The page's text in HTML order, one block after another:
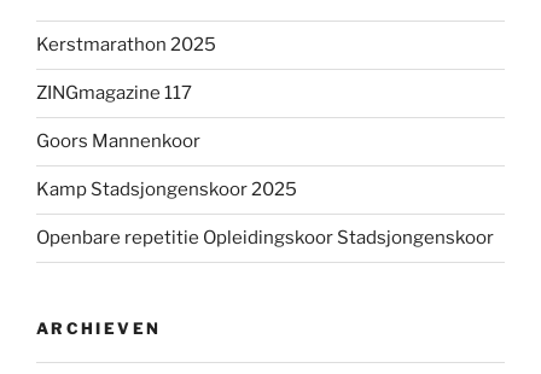
Kerstmarathon 2025
ZINGmagazine 117
Goors Mannenkoor
Kamp Stadsjongenskoor 2025
Openbare repetitie Opleidingskoor Stadsjongenskoor
ARCHIEVEN